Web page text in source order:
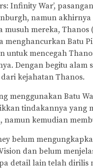
Infinity War’,
namun
musuh mereka, Thanos
menghancurkan Batu
untuk mencegah
Dengan begitu alam
kejahatan Thanos.
menggunakan Batu
tindakannya yang
namun kemudian
belum
dan belum
detail lain telah dirilis